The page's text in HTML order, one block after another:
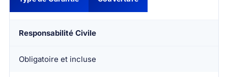
Responsabilité Civile
Obligatoire et incluse